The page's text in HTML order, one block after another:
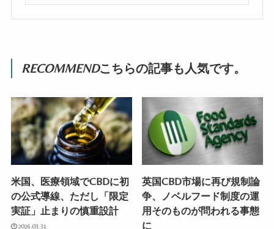
RECOMMENDこちらの記事も人気です。
米国、医療領域でCBDに初
の公式導線、ただし「限定
実証」止まりの慎重設計
2026.03.31
英国CBD市場に再び規制論
争、ノベルフード制度の運
用そのものが問われる事態
に